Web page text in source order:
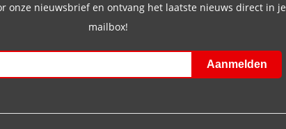
onze nieuwsbrief en ontvang het laatste nieuws direct in je
mailbox!